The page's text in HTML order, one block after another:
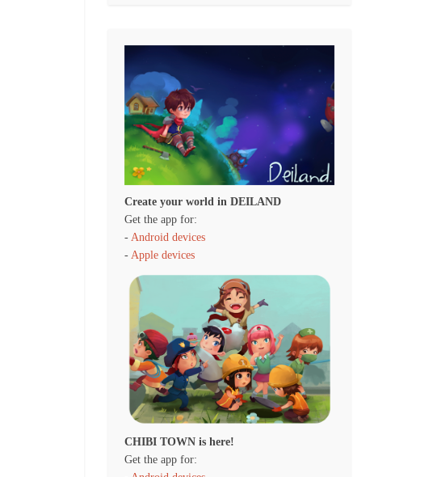
Create your world in DEILAND
Get the app for:
- Android devices
- Apple devices
CHIBI TOWN is here!
Get the app for: